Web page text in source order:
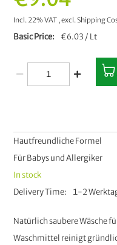
Natürlich saubere Wäsche
Waschmittel reinigt
Hautfreundliche Formel
Für Babys und Allergiker
In stock
Delivery Time
1-2
Incl. 22% VAT ,excl.Shipping
Basic Price €6.03 / Lt